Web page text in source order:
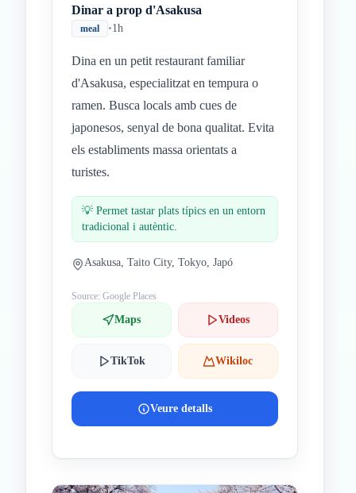
Dinar a prop d'Asakusa
meal •1h
Dina en un petit restaurant familiar
d'Asakusa, especialitzat en tempura o
ramen. Busca locals amb cues de
japonesos, senyal de bona qualitat. Evita
els establiments massa orientats a
turistes.
💡 Permet tastar plats típics en un entorn
tradicional i autèntic.
Asakusa, Taito City, Tokyo, Japó
Source: Google Places
Maps Videos
TikTok Wikiloc
Veure detalls